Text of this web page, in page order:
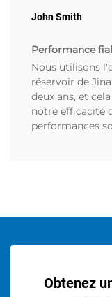
John Smith
Performance
Nous utilisons
réservoir de
deux ans, et
notre efficacité
performances
Obtenez